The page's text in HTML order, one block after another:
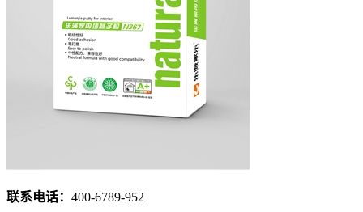
联系电话： 400-6789-952